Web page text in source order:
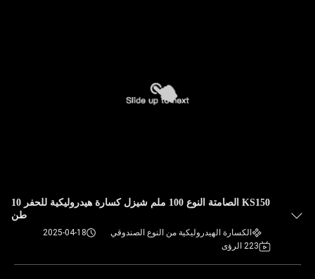
KS150 الصامتة النوع 100 ملم شيزل كسارة هيدروليكية للحفر 10
طن
الكسارة الهيدروليكية من النوع الصندوقي
2025-04-18
223 الرؤى